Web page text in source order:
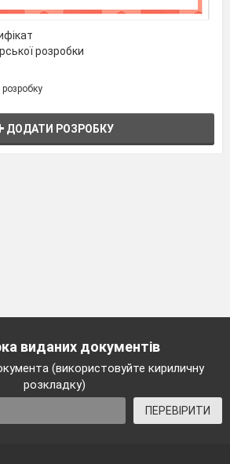
розробки
ДОДАТИ РОЗРОБКУ
виданих документів
(використовуйте кириличну
розкладку)
ПЕРЕВІРИТИ